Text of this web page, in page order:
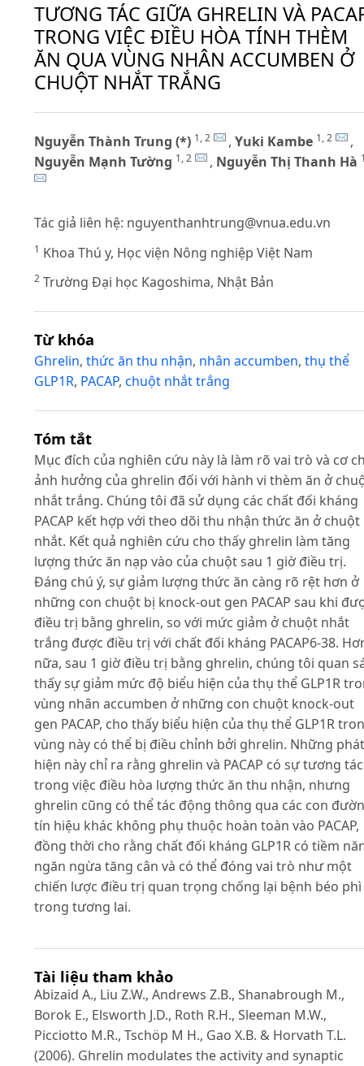
TƯƠNG TÁC GIỮA GHRELIN VÀ
TRONG VIỆC ĐIỀU HÒA TÍNH THÈM
ĂN QUA VÙNG NHÂN ACCUMBEN Ở
CHUỘT NHẮT TRẮNG
Nguyễn Thành Trung (*) 1, 2 , Yuki Kambe 1, 2
,
Nguyễn Mạnh Tường 1, 2 , Nguyễn Thị Thanh Hà
Tác giả liên hệ: nguyenthanhtrung@vnua.edu.vn
1 Khoa Thú y, Học viện Nông nghiệp Việt Nam
2 Trường Đại học Kagoshima, Nhật Bản
Từ khóa
Ghrelin, thức ăn thu nhận, nhân accumben, thụ thể
GLP1R, PACAP, chuột nhắt trắng
Tóm tắt
Mục đích của nghiên cứu này là làm rõ vai trò và cơ
ảnh hưởng của ghrelin đối với hành vi thèm ăn ở
nhắt trắng. Chúng tôi đã sử dụng các chất đối kháng
PACAP kết hợp với theo dõi thu nhận thức ăn ở chuột
nhắt. Kết quả nghiên cứu cho thấy ghrelin làm tăng
lượng thức ăn nạp vào của chuột sau 1 giờ điều trị.
Đáng chú ý, sự giảm lượng thức ăn càng rõ rệt hơn ở
những con chuột bị knock-out gen PACAP sau khi
điều trị bằng ghrelin, so với mức giảm ở chuột nhắt
trắng được điều trị với chất đối kháng PACAP6-38.
nữa, sau 1 giờ điều trị bằng ghrelin, chúng tôi quan
thấy sự giảm mức độ biểu hiện của thụ thể GLP1R
vùng nhân accumben ở những con chuột knock-out
gen PACAP, cho thấy biểu hiện của thụ thể GLP1R
vùng này có thể bị điều chỉnh bởi ghrelin. Những phát
hiện này chỉ ra rằng ghrelin và PACAP có sự tương tác
trong việc điều hòa lượng thức ăn thu nhận, nhưng
ghrelin cũng có thể tác động thông qua các con
tín hiệu khác không phụ thuộc hoàn toàn vào PACAP,
đồng thời cho rằng chất đối kháng GLP1R có tiềm
ngăn ngừa tăng cân và có thể đóng vai trò như một
chiến lược điều trị quan trọng chống lại bệnh béo phì
trong tương lai.
Tài liệu tham khảo
Abizaid A., Liu Z.W., Andrews Z.B., Shanabrough M.,
Borok E., Elsworth J.D., Roth R.H., Sleeman M.W.,
Picciotto M.R., Tschöp M H., Gao X.B. & Horvath T.L.
(2006). Ghrelin modulates the activity and synaptic